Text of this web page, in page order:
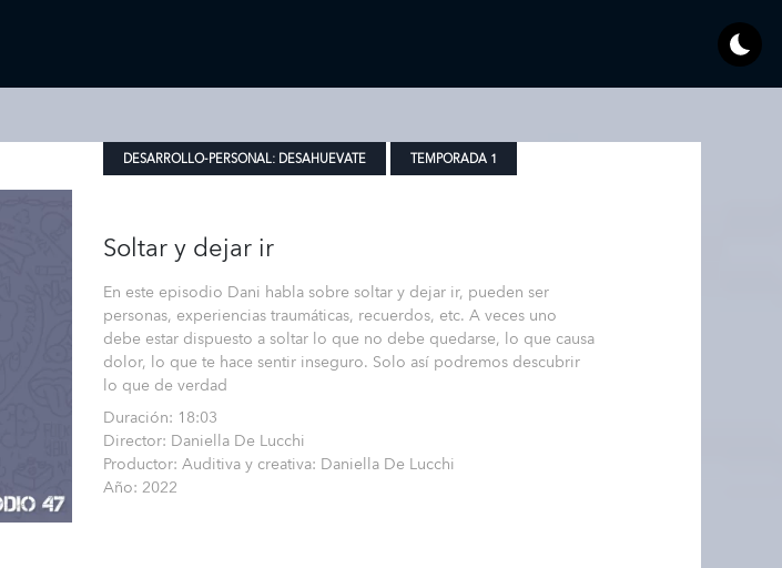
DESARROLLO-PERSONAL: DESAHUEVATE TEMPORADA 1
Soltar y dejar ir
En este episodio Dani habla sobre soltar y dejar ir, pueden ser
personas, experiencias traumáticas, recuerdos, etc. A veces uno
debe estar dispuesto a soltar lo que no debe quedarse, lo que causa
dolor, lo que te hace sentir inseguro. Solo así podremos descubrir
lo que de verdad
Duración: 18:03
Director: Daniella De Lucchi
Productor: Auditiva y creativa: Daniella De Lucchi
Año: 2022